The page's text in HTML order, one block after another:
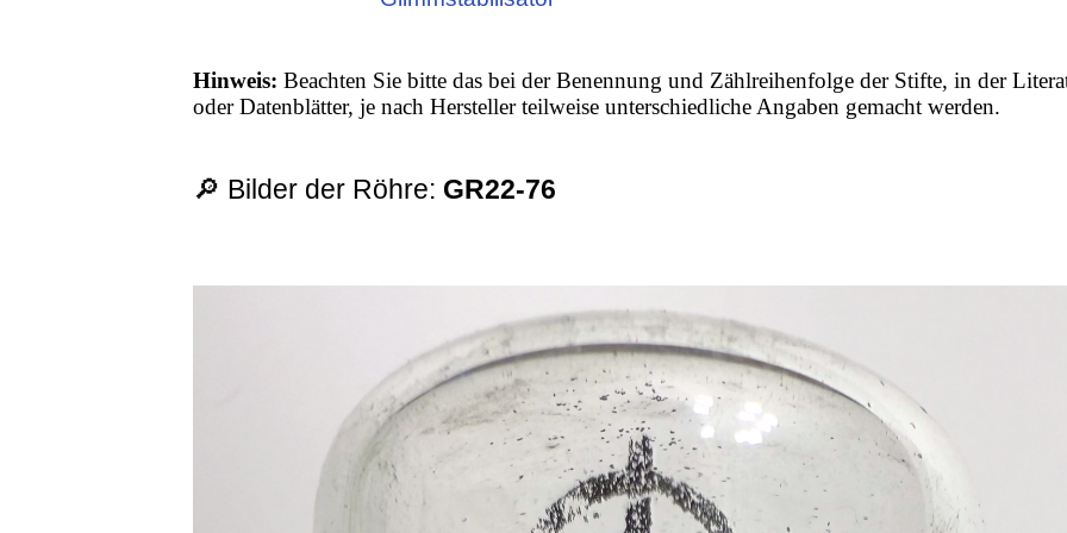
Hinweis: Beachten Sie bitte das bei der Benennung und Zählreihenfolge der Stifte, in der
oder Datenblätter, je nach Hersteller teilweise unterschiedliche Angaben gemacht werden.
🔎 Bilder der Röhre: GR22-76